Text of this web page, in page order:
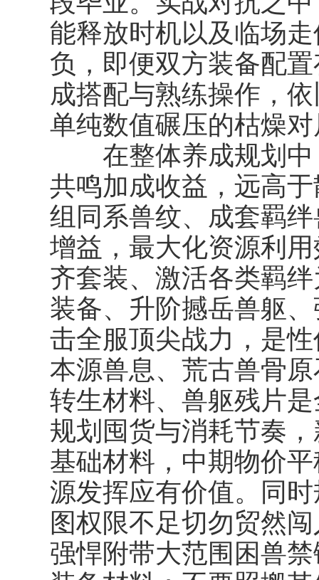
能释放时机以及临场
负，即便双方装备配
成搭配与熟练操作，
单纯数值碾压的枯燥
在整体养成规划中
共鸣加成收益，远高
组同系兽纹、成套羁
增益，最大化资源利
齐套装、激活各类羁
装备、升阶撼岳兽躯
击全服顶尖战力，是
本源兽息、荒古兽骨
转生材料、兽躯残片
规划囤货与消耗节奏
基础材料，中期物价
源发挥应有价值。同
图权限不足切勿贸然
强悍附带大范围困兽